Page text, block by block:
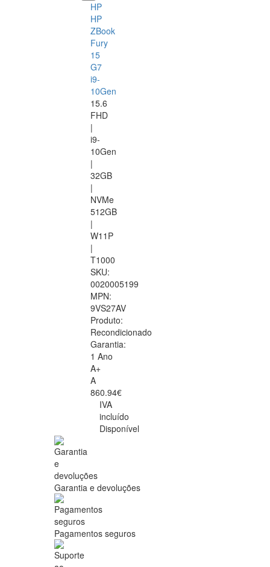
HP
HP
ZBook
Fury
15
G7
i9-
10Gen
15.6
FHD
|
i9-
10Gen
|
32GB
|
NVMe
512GB
|
W11P
|
T1000
SKU:
0020005199
MPN:
9VS27AV
Produto:
Recondicionado
Garantia:
1 Ano
A+
A
860.94€
IVA
incluído
Disponível
Garantia e devoluções
Pagamentos seguros